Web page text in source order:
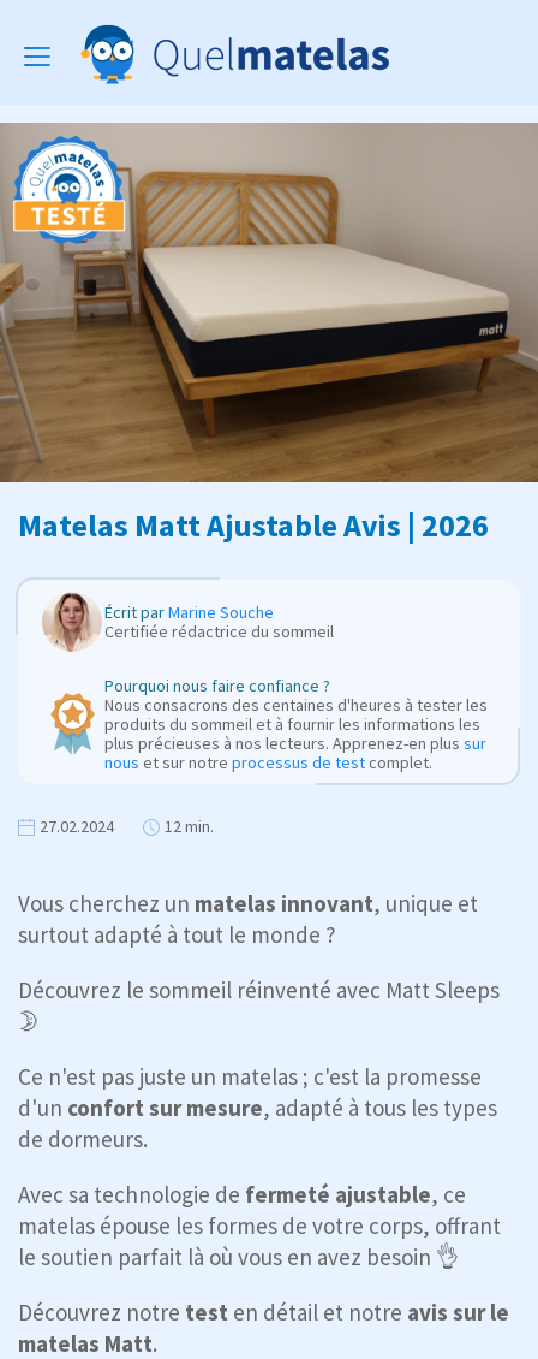
Toggle
navigation
Matelas Matt Ajustable Avis | 2026
Écrit parMarine Souche
Certifiée rédactrice du sommeil
Pourquoi nous faire confiance ?
Nous consacrons des centaines d'heures à tester les
produits du sommeil et à fournir les informations les
plus précieuses à nos lecteurs. Apprenez-en plus sur
nous et sur notre processus de testcomplet.
27.02.2024 12 min.
Vous cherchez un matelas innovant, unique et
surtout adapté à tout le monde ?
Découvrez le sommeil réinventé avec Matt Sleeps
🌛
Ce n'est pas juste un matelas ; c'est la promesse
d'un confort sur mesure, adapté à tous les types
de dormeurs.
Avec sa technologie de fermeté ajustable, ce
matelas épouse les formes de votre corps, offrant
le soutien parfait là où vous en avez besoin 👌
Découvrez notre test en détail et notre avis sur le
matelas Matt.